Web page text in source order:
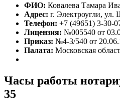
ФИО: Ковалева Тамара
Адрес: г. Электроугли, ул.
Телефон: +7 (49651) 3-30-
Лицензия: №005540 от
Приказ: №4-3/540 от
Палата: Московская
Часы работы
35